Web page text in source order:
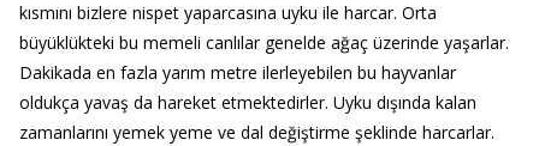
kısmını bizlere nispet yaparcasına uyku ile harcar. Orta
büyüklükteki bu memeli canlılar genelde ağaç üzerinde yaşarlar.
Dakikada en fazla yarım metre ilerleyebilen bu hayvanlar
oldukça yavaş da hareket etmektedirler. Uyku dışında kalan
zamanlarını yemek yeme ve dal değiştirme şeklinde harcarlar.